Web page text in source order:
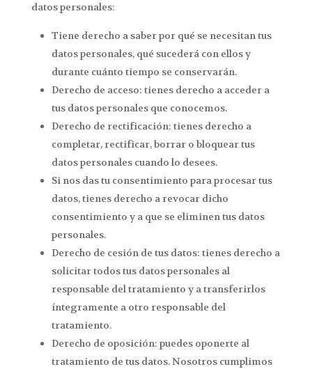
datos personales:
Tiene derecho a saber por qué se necesitan tus
datos personales, qué sucederá con ellos y
durante cuánto tiempo se conservarán.
Derecho de acceso: tienes derecho a acceder a
tus datos personales que conocemos.
Derecho de rectificación: tienes derecho a
completar, rectificar, borrar o bloquear tus
datos personales cuando lo desees.
Si nos das tu consentimiento para procesar tus
datos, tienes derecho a revocar dicho
consentimiento y a que se eliminen tus datos
personales.
Derecho de cesión de tus datos: tienes derecho a
solicitar todos tus datos personales al
responsable del tratamiento y a transferirlos
íntegramente a otro responsable del
tratamiento.
Derecho de oposición: puedes oponerte al
tratamiento de tus datos. Nosotros cumplimos